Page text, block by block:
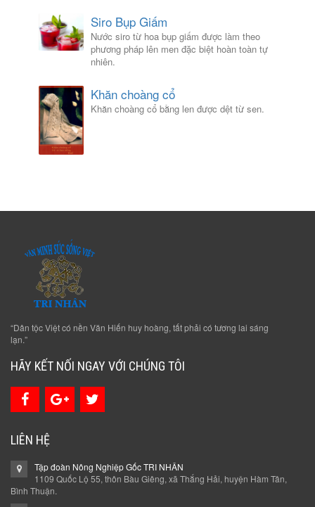
Siro Bụp Giấm
Nước siro từ hoa bụp giấm được làm theo
phương pháp lên men đặc biệt hoàn toàn tự
nhiên.
Khăn choàng cổ
Khăn choàng cổ bằng len được dệt từ sen.
“Dân tộc Việt có nền Văn Hiến huy hoàng, tất phải có tương lai sáng
lạn.”
HÃY KẾT NỐI NGAY VỚI CHÚNG TÔI
LIÊN HỆ
Tập đoàn Nông Nghiệp Gốc TRI NHÂN
1109 Quốc Lộ 55, thôn Bàu Giêng, xã Thắng Hải, huyện Hàm Tân,
Bình Thuận.